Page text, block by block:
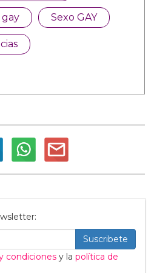
gay Sexo GAY
Suscribete
condiciones y la política de